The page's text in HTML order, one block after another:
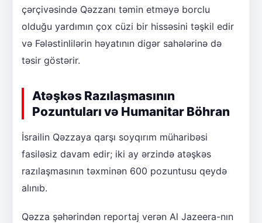
çərçivəsində Qəzzanı təmin etməyə borclu
olduğu yardımın çox cüzi bir hissəsini təşkil edir
və Fələstinlilərin həyatının digər sahələrinə də
təsir göstərir.
Atəşkəs Razılaşmasının
Pozuntuları və Humanitar Böhran
İsrailin Qəzzaya qarşı soyqırım müharibəsi
fasiləsiz davam edir; iki ay ərzində atəşkəs
razılaşmasının təxminən 600 pozuntusu qeydə
alınıb.
Qəzza şəhərindən reportaj verən Al Jazeera-nın